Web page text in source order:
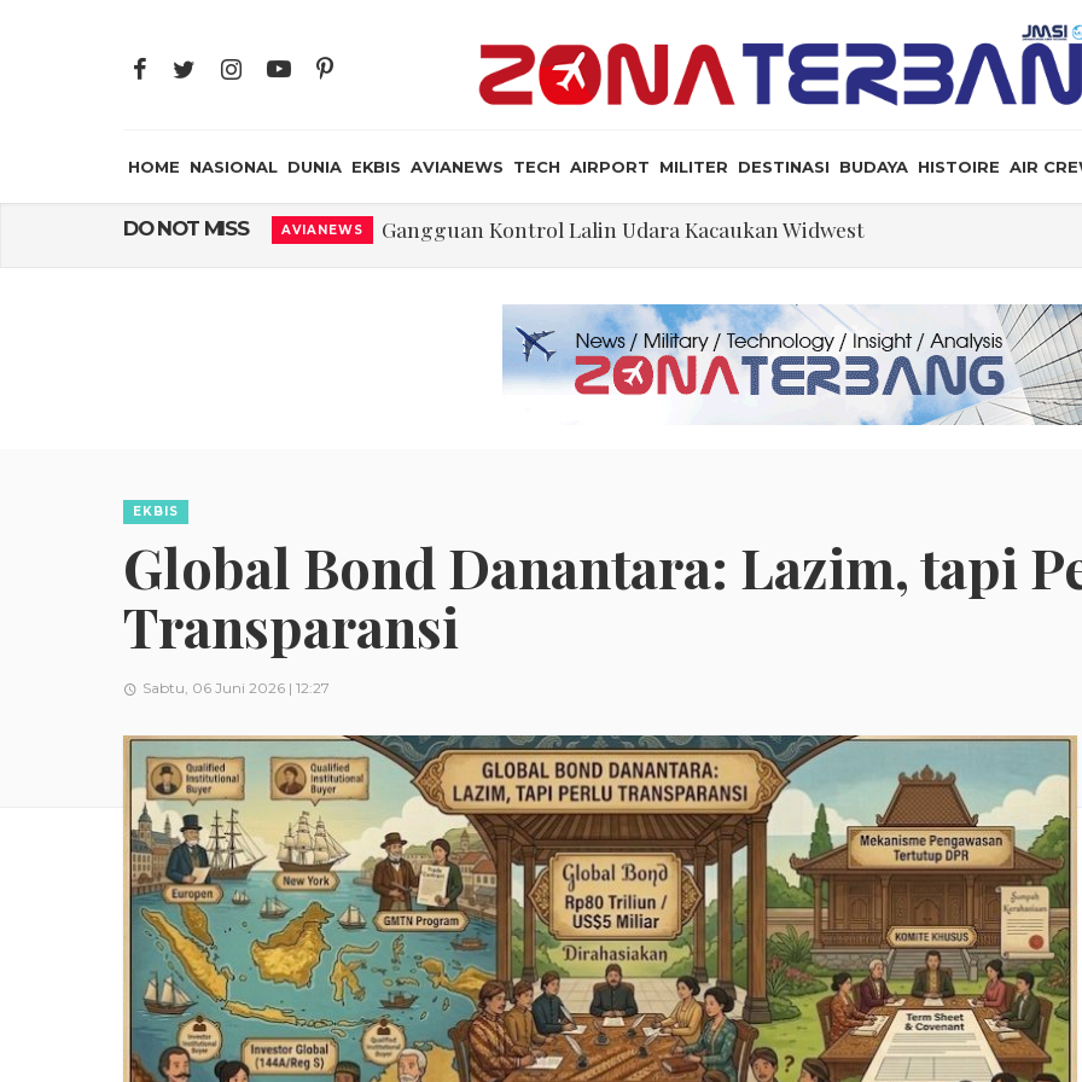
HOME NASIONAL DUNIA EKBIS AVIANEWS TECH AIRPORT MILITER DESTINASI BUDAYA HISTOIRE AIR
DO NOT MISS AVIANEWS Gangguan Kontrol Lalin Udara Kacaukan Widwest
FWK: Presiden dan Masyarakat Perlu Gunakan Bahasa yang Santun
Dua Pesawat Nyaris Tabrakan di Haneda
Trump Batasi Hak Kewarganegaraan Lewat Kelahiran dan Larang “Wisata
Sjafrie Sjamsoeddin: Jangan Sakiti Hati Rakyat
EKBIS
Global Bond Danantara: Lazim, tapi
Transparansi
Sabtu, 06 Juni 2026 | 12:27